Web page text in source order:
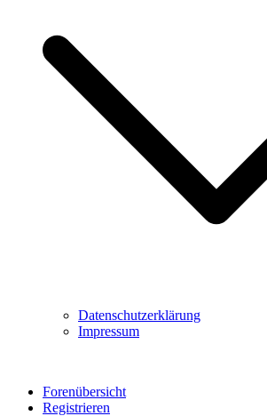
Datenschutzerklärung
Impressum
Forenübersicht
Registrieren